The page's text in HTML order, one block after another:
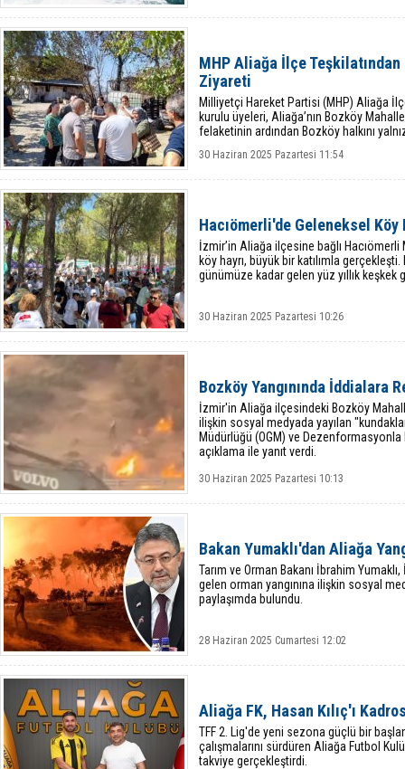
MHP Aliağa İlçe Teşkilatından
Ziyareti
Milliyetçi Hareket Partisi (MHP) Aliağa
kurulu üyeleri, Aliağa’nın Bozköy
felaketinin ardından Bozköy halkını
30 Haziran 2025 Pazartesi 11:54
Hacıömerli'de Geleneksel Köy
İzmir’in Aliağa ilçesine bağlı
köy hayrı, büyük bir katılımla
günümüze kadar gelen yüz yıllık keşkek
30 Haziran 2025 Pazartesi 10:26
Bozköy Yangınında İddialara
İzmir'in Aliağa ilçesindeki Bozköy
ilişkin sosyal medyada yayılan
Müdürlüğü (OGM) ve
açıklama ile yanıt verdi.
30 Haziran 2025 Pazartesi 10:13
Bakan Yumaklı'dan Aliağa
Tarım ve Orman Bakanı İbrahim
gelen orman yangınına ilişkin sosyal
paylaşımda bulundu.
28 Haziran 2025 Cumartesi 12:02
Aliağa FK, Hasan Kılıç'ı
TFF 2. Lig'de yeni sezona güçlü bir
çalışmalarını sürdüren Aliağa Futbol
takviye gerçekleştirdi.